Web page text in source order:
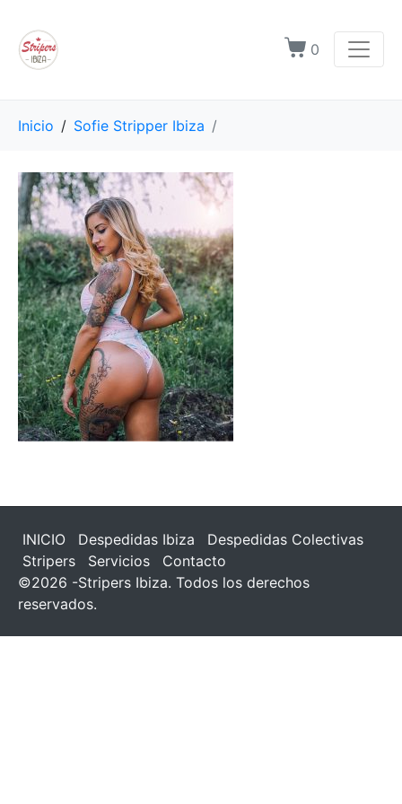
0
Inicio Sofie Stripper Ibiza
INICIO Despedidas Ibiza
Despedidas Colectivas
Stripers
Servicios
Contacto
©2026 -Stripers Ibiza. Todos los derechos
reservados.